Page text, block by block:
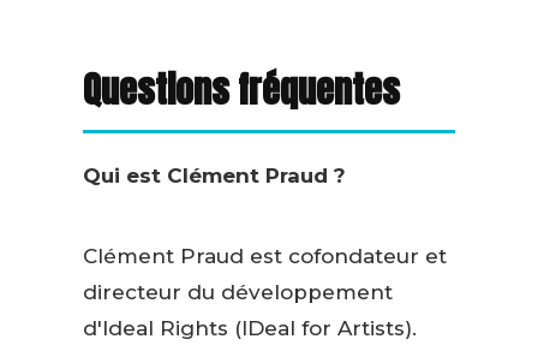
Questions fréquentes
Qui est Clément Praud ?
Clément Praud est cofondateur et
directeur du développement
d'Ideal Rights (IDeal for Artists).